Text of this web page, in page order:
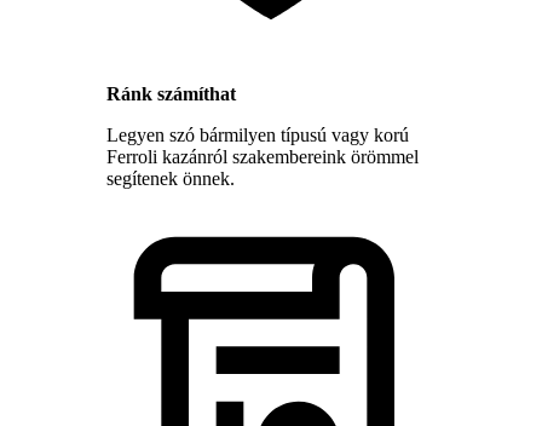
Ránk számíthat
Legyen szó bármilyen típusú vagy korú
Ferroli kazánról szakembereink örömmel
segítenek önnek.